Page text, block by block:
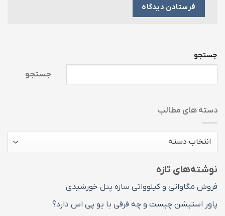
جستجو
جستجو
دسته های مطالب
دسته
نوشته‌های تازه
فروش مگاواتی و کیلوواتی سازه پنل خورشیدی
پاور استیشن چیست و چه فرقی با یو پی اس دارد؟